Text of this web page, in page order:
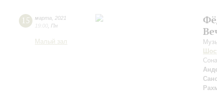
15 марта
2021
19:00 Пн
Малый зал